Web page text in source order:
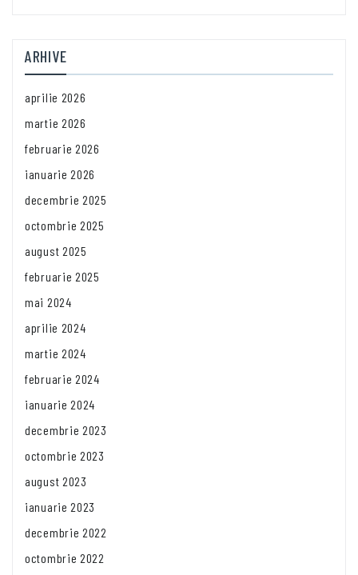
ARHIVE
aprilie 2026
martie 2026
februarie 2026
ianuarie 2026
decembrie 2025
octombrie 2025
august 2025
februarie 2025
mai 2024
aprilie 2024
martie 2024
februarie 2024
ianuarie 2024
decembrie 2023
octombrie 2023
august 2023
ianuarie 2023
decembrie 2022
octombrie 2022